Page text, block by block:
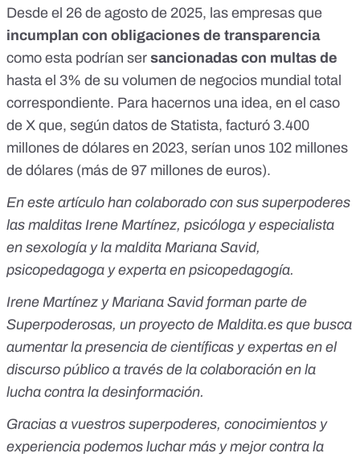
Desde el 26 de agosto de 2025, las empresas que
incumplan con obligaciones de transparencia
como esta podrían ser sancionadas con multas de
hasta el 3% de su volumen de negocios mundial total
correspondiente. Para hacernos una idea, en el caso
de X que, según datos de Statista, facturó 3.400
millones de dólares en 2023, serían unos 102 millones
de dólares (más de 97 millones de euros).
En este artículo han colaborado con sus superpoderes
las malditas Irene Martínez, psicóloga y especialista
en sexología y la maldita Mariana Savid,
psicopedagoga y experta en psicopedagogía.
Irene Martínez y Mariana Savid forman parte de
Superpoderosas, un proyecto de Maldita.es que busca
aumentar la presencia de científicas y expertas en el
discurso público a través de la colaboración en la
lucha contra la desinformación.
Gracias a vuestros superpoderes, conocimientos y
experiencia podemos luchar más y mejor contra la